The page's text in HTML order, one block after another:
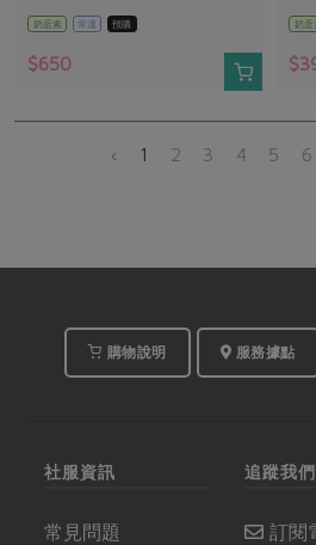
可)
奶蛋素 常溫 預購
$650
果
奶蛋
‹ 1 2 3 4 5 6
購物說明 服務據點
社服資訊
常見問題
追蹤我們
訂閱